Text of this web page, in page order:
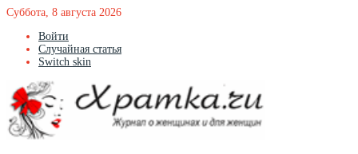
Суббота, 8 августа 2026
Войти
Случайная статья
Switch skin